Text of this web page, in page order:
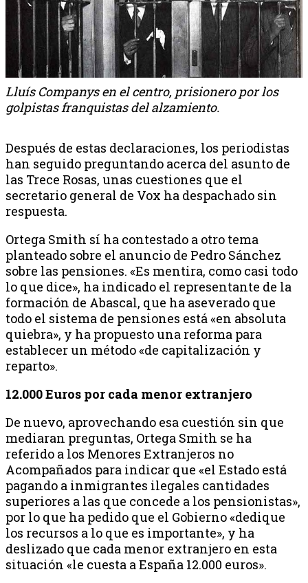
Lluís Companys en el centro, prisionero por los
golpistas franquistas del alzamiento.
Después de estas declaraciones, los periodistas
han seguido preguntando acerca del asunto de
las Trece Rosas, unas cuestiones que el
secretario general de Vox ha despachado sin
respuesta.
Ortega Smith sí ha contestado a otro tema
planteado sobre el anuncio de Pedro Sánchez
sobre las pensiones. «Es mentira, como casi todo
lo que dice», ha indicado el representante de la
formación de Abascal, que ha aseverado que
todo el sistema de pensiones está «en absoluta
quiebra», y ha propuesto una reforma para
establecer un método «de capitalización y
reparto».
12.000 Euros por cada menor extranjero
De nuevo, aprovechando esa cuestión sin que
mediaran preguntas, Ortega Smith se ha
referido a los Menores Extranjeros no
Acompañados para indicar que «el Estado está
pagando a inmigrantes ilegales cantidades
superiores a las que concede a los pensionistas»,
por lo que ha pedido que el Gobierno «dedique
los recursos a lo que es importante», y ha
deslizado que cada menor extranjero en esta
situación «le cuesta a España 12.000 euros».